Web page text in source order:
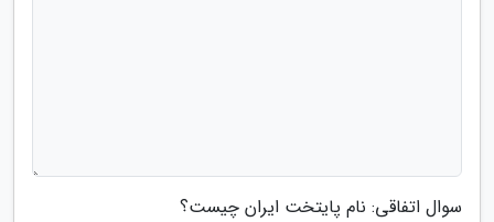
سوال اتفاقی: نام پایتخت ایران چیست؟